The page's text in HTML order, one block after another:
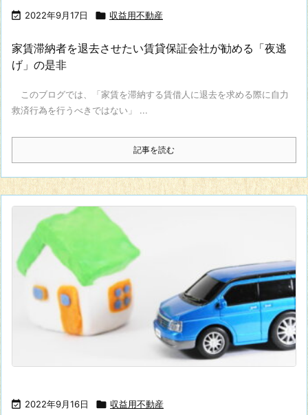
 2022年9月17日  収益用不動産
家賃滞納者を退去させたい賃貸保証会社が勧める「夜逃
げ」の是非
このブログでは、「家賃を滞納する賃借人に退去を求める際に自力
救済行為を行うべきではない」 ...
記事を読む
 2022年9月16日  収益用不動産